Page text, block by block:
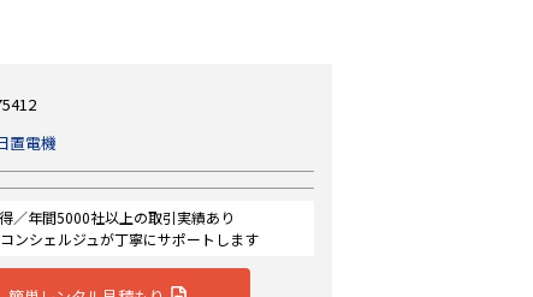
置電機
／年間5000社以上の取引実績あり
ンシェルジュが丁寧にサポートします